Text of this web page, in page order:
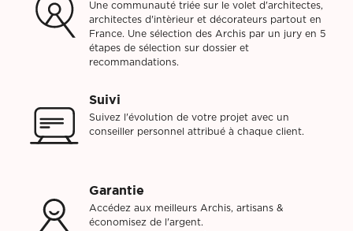
Une communauté triée sur le volet d'architectes,
architectes d'intèrieur et décorateurs partout en
France. Une sélection des Archis par un jury en 5
étapes de sélection sur dossier et
recommandations.
Suivi
Suivez l'évolution de votre projet avec un
conseiller personnel attribué à chaque client.
Garantie
Accédez aux meilleurs Archis, artisans &
économisez de l'argent.